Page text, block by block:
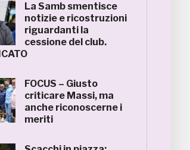
La Samb smentisce
notizie e ricostruzioni
riguardanti la
cessione del club.
FOCUS – Giusto
criticare Massi, ma
anche riconoscerne i
meriti